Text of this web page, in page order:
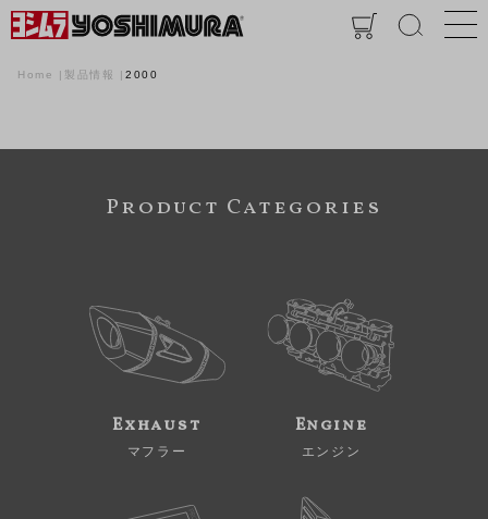
Home 製品情報 2000
Product Categories
Exhaust
マフラー
Engine
エンジン